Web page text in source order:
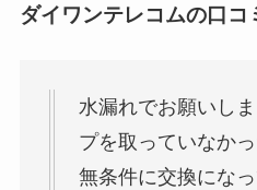
ダイワンテレコムの口コ
水漏れでお願いし
プを取っていなか
無条件に交換にな